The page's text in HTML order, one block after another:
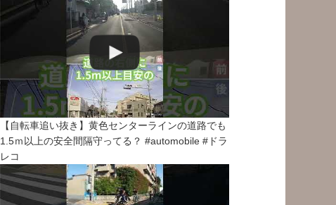
【自転車追い抜き】黄色センターラインの道路でも
1.5ｍ以上の安全間隔守ってる？ #automobile #ドラ
レコ